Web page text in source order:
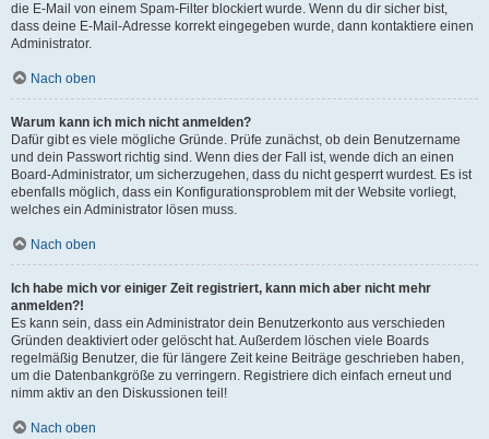
die E-Mail von einem Spam-Filter blockiert wurde. Wenn du dir sicher bist,
dass deine E-Mail-Adresse korrekt eingegeben wurde, dann kontaktiere einen
Administrator.
Nach oben
Warum kann ich mich nicht anmelden?
Dafür gibt es viele mögliche Gründe. Prüfe zunächst, ob dein Benutzername
und dein Passwort richtig sind. Wenn dies der Fall ist, wende dich an einen
Board-Administrator, um sicherzugehen, dass du nicht gesperrt wurdest. Es ist
ebenfalls möglich, dass ein Konfigurationsproblem mit der Website vorliegt,
welches ein Administrator lösen muss.
Nach oben
Ich habe mich vor einiger Zeit registriert, kann mich aber nicht mehr
anmelden?!
Es kann sein, dass ein Administrator dein Benutzerkonto aus verschieden
Gründen deaktiviert oder gelöscht hat. Außerdem löschen viele Boards
regelmäßig Benutzer, die für längere Zeit keine Beiträge geschrieben haben,
um die Datenbankgröße zu verringern. Registriere dich einfach erneut und
nimm aktiv an den Diskussionen teil!
Nach oben